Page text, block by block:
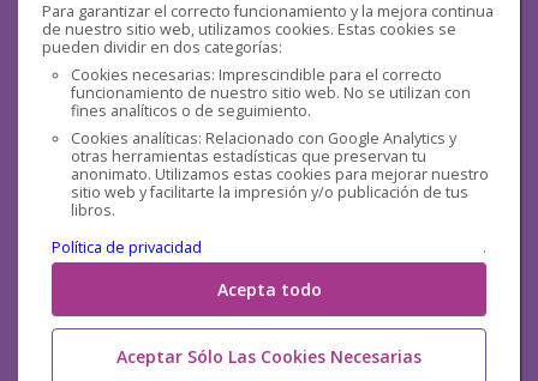
Para garantizar el correcto funcionamiento y la mejora continua
de nuestro sitio web, utilizamos cookies. Estas cookies se
pueden dividir en dos categorías:
Cookies necesarias: Imprescindible para el correcto
funcionamiento de nuestro sitio web. No se utilizan con
fines analíticos o de seguimiento.
Cookies analíticas: Relacionado con Google Analytics y
otras herramientas estadísticas que preservan tu
anonimato. Utilizamos estas cookies para mejorar nuestro
sitio web y facilitarte la impresión y/o publicación de tus
libros.
Política de privacidad
.
Acepta todo
Aceptar Sólo Las Cookies Necesarias
Seguridad
Redes sociales